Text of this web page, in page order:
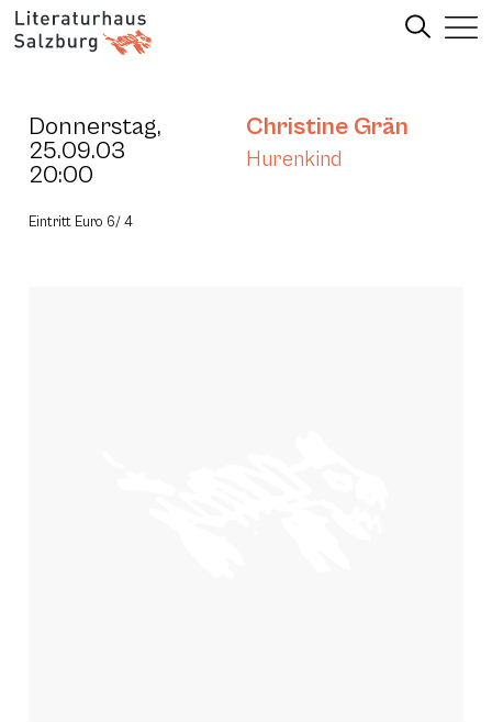
Donnerstag,
25.09.03
20:00
Christine Grän
Hurenkind
Eintritt Euro 6/ 4